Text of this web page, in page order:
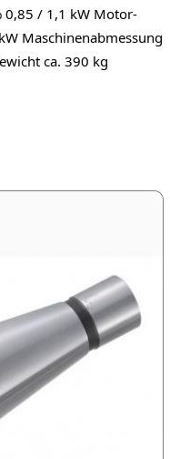
0,85 / 1,1 kW Motor-
Maschinenabmessung
ca. 390 kg